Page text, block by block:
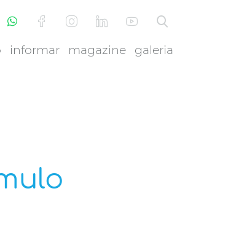
informar magazine galeria